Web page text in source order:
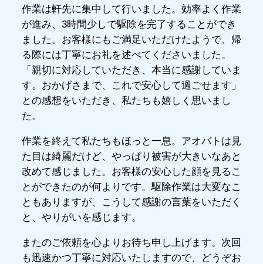
作業は軒先に集中して行いました。効率よく作業
が進み、3時間少しで駆除を完了することができ
ました。お客様にもご満足いただけたようで、帰
る際には丁寧にお礼を述べてくださいました。
「親切に対応していただき、本当に感謝していま
す。おかげさまで、これで安心して過ごせます」
との感想をいただき、私たちも嬉しく思いまし
た。
作業を終えて私たちもほっと一息。アオバトは見
た目は綺麗だけど、やっぱり被害が大きいなあと
改めて感じました。お客様の安心した顔を見るこ
とができたのが何よりです。駆除作業は大変なこ
ともありますが、こうして感謝の言葉をいただく
と、やりがいを感じます。
またのご依頼を心よりお待ち申し上げます。次回
も迅速かつ丁寧に対応いたしますので、どうぞお